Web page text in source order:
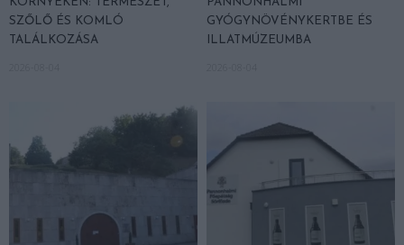
KÖRNYÉKÉN: TERMÉSZET,
SZŐLŐ ÉS KOMLÓ
TALÁLKOZÁSA
PANNONHALMI
GYÓGYNÖVÉNYKERTBE ÉS
ILLATMÚZEUMBA